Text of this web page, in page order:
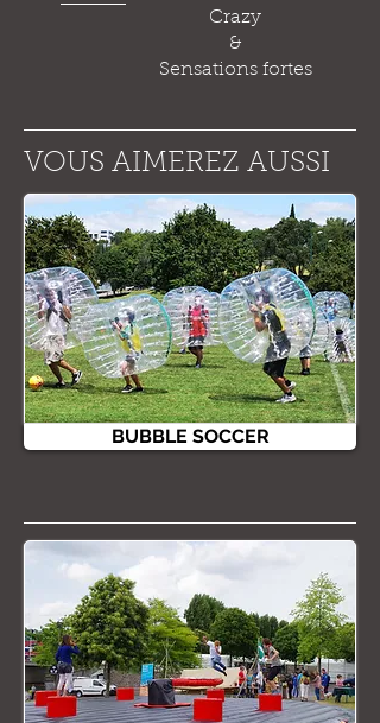
Crazy
&
Sensations fortes
VOUS AIMEREZ AUSSI
BUBBLE SOCCER